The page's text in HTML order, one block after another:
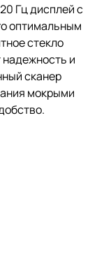
Гц дисплей с
оптимальным
стекло
и
сканер
мокрыми